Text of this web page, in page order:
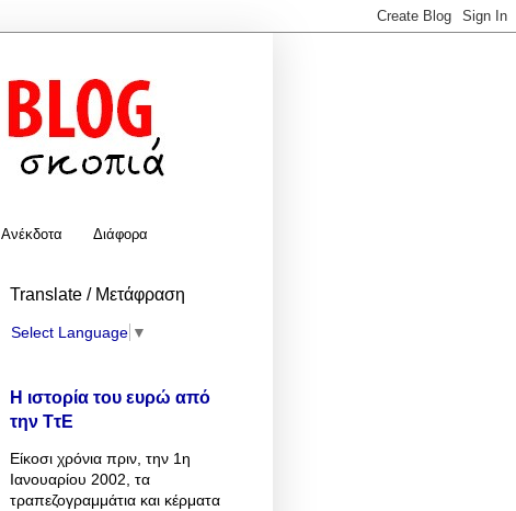
Ανέκδοτα Διάφορα
Translate / Μετάφραση
Select Language ▼
Η ιστορία του ευρώ από
την ΤτΕ
Είκοσι χρόνια πριν, την 1η
Ιανουαρίου 2002, τα
τραπεζογραμμάτια και κέρματα